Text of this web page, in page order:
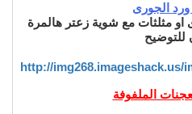
الجورى
او مثلثات مع شوية زعتر هالمرة
للتوضيح
الملفوفة